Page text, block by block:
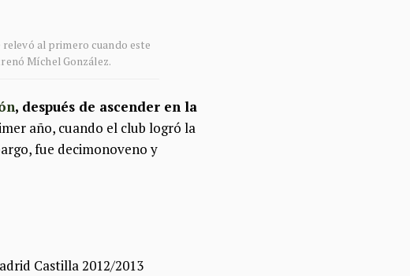
relevó al primero cuando este
Míchel González.
, después de ascender en la
año, cuando el club logró la
fue decimonoveno y
Castilla 2012/2013